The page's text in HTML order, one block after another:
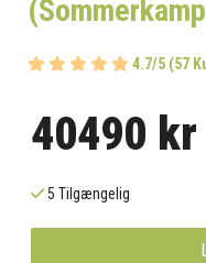
4.7/5 (57
40490 kr
5 Tilgængelig